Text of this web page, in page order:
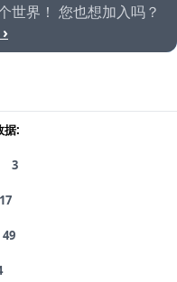
世界！ 您也想加入吗？
据:
3
17
49